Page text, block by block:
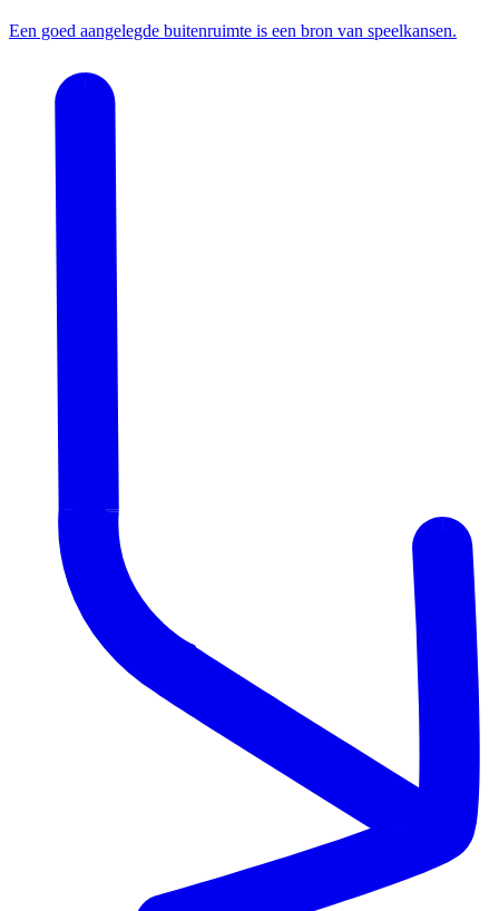
Een goed aangelegde buitenruimte is een bron van speelkansen.